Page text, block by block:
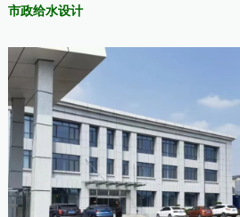
市政给水设计